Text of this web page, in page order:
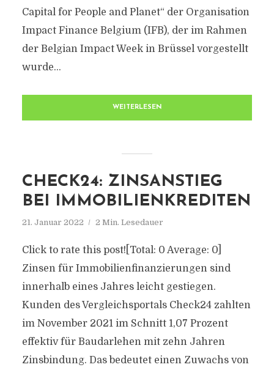
Capital for People and Planet“ der Organisation
Impact Finance Belgium (IFB), der im Rahmen
der Belgian Impact Week in Brüssel vorgestellt
wurde...
WEITERLESEN
CHECK24: ZINSANSTIEG
BEI IMMOBILIENKREDITEN
21. Januar 2022 2 Min. Lesedauer
Click to rate this post![Total: 0 Average: 0]
Zinsen für Immobilienfinanzierungen sind
innerhalb eines Jahres leicht gestiegen.
Kunden des Vergleichsportals Check24 zahlten
im November 2021 im Schnitt 1,07 Prozent
effektiv für Baudarlehen mit zehn Jahren
Zinsbindung. Das bedeutet einen Zuwachs von